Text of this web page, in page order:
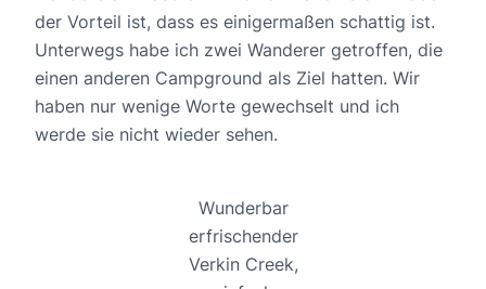
der Vorteil ist, dass es einigermaßen schattig ist.
Unterwegs habe ich zwei Wanderer getroffen, die
einen anderen Campground als Ziel hatten. Wir
haben nur wenige Worte gewechselt und ich
werde sie nicht wieder sehen.
Wunderbar
erfrischender
Verkin Creek,